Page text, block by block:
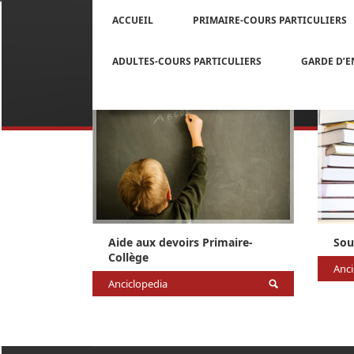
ACCUEIL PRIMAIRE-COURS PARTICULIERS
ADULTES-COURS PARTICULIERS GARDE
Aide aux devoirs Primaire-
Collège
Anciclopedia